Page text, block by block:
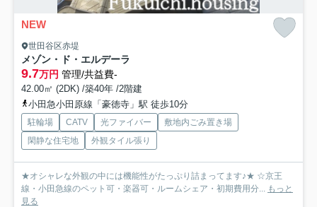
NEW
世田谷区赤堤
メゾン・ド・エルデーラ
9.7万円 管理/共益費-
42.00㎡ (2DK) /築40年 /2階建
小田急小田原線「豪徳寺」駅 徒歩10分
駐輪場 CATV 光ファイバー
敷地内ごみ置き場
閑静な住宅地
外観タイル張り
★オシャレな外観の中には機能性がたっぷり詰まってます♪★ ☆京王
線・小田急線のペット可・楽器可・ルームシェア・初期費用分...
もっと
見る